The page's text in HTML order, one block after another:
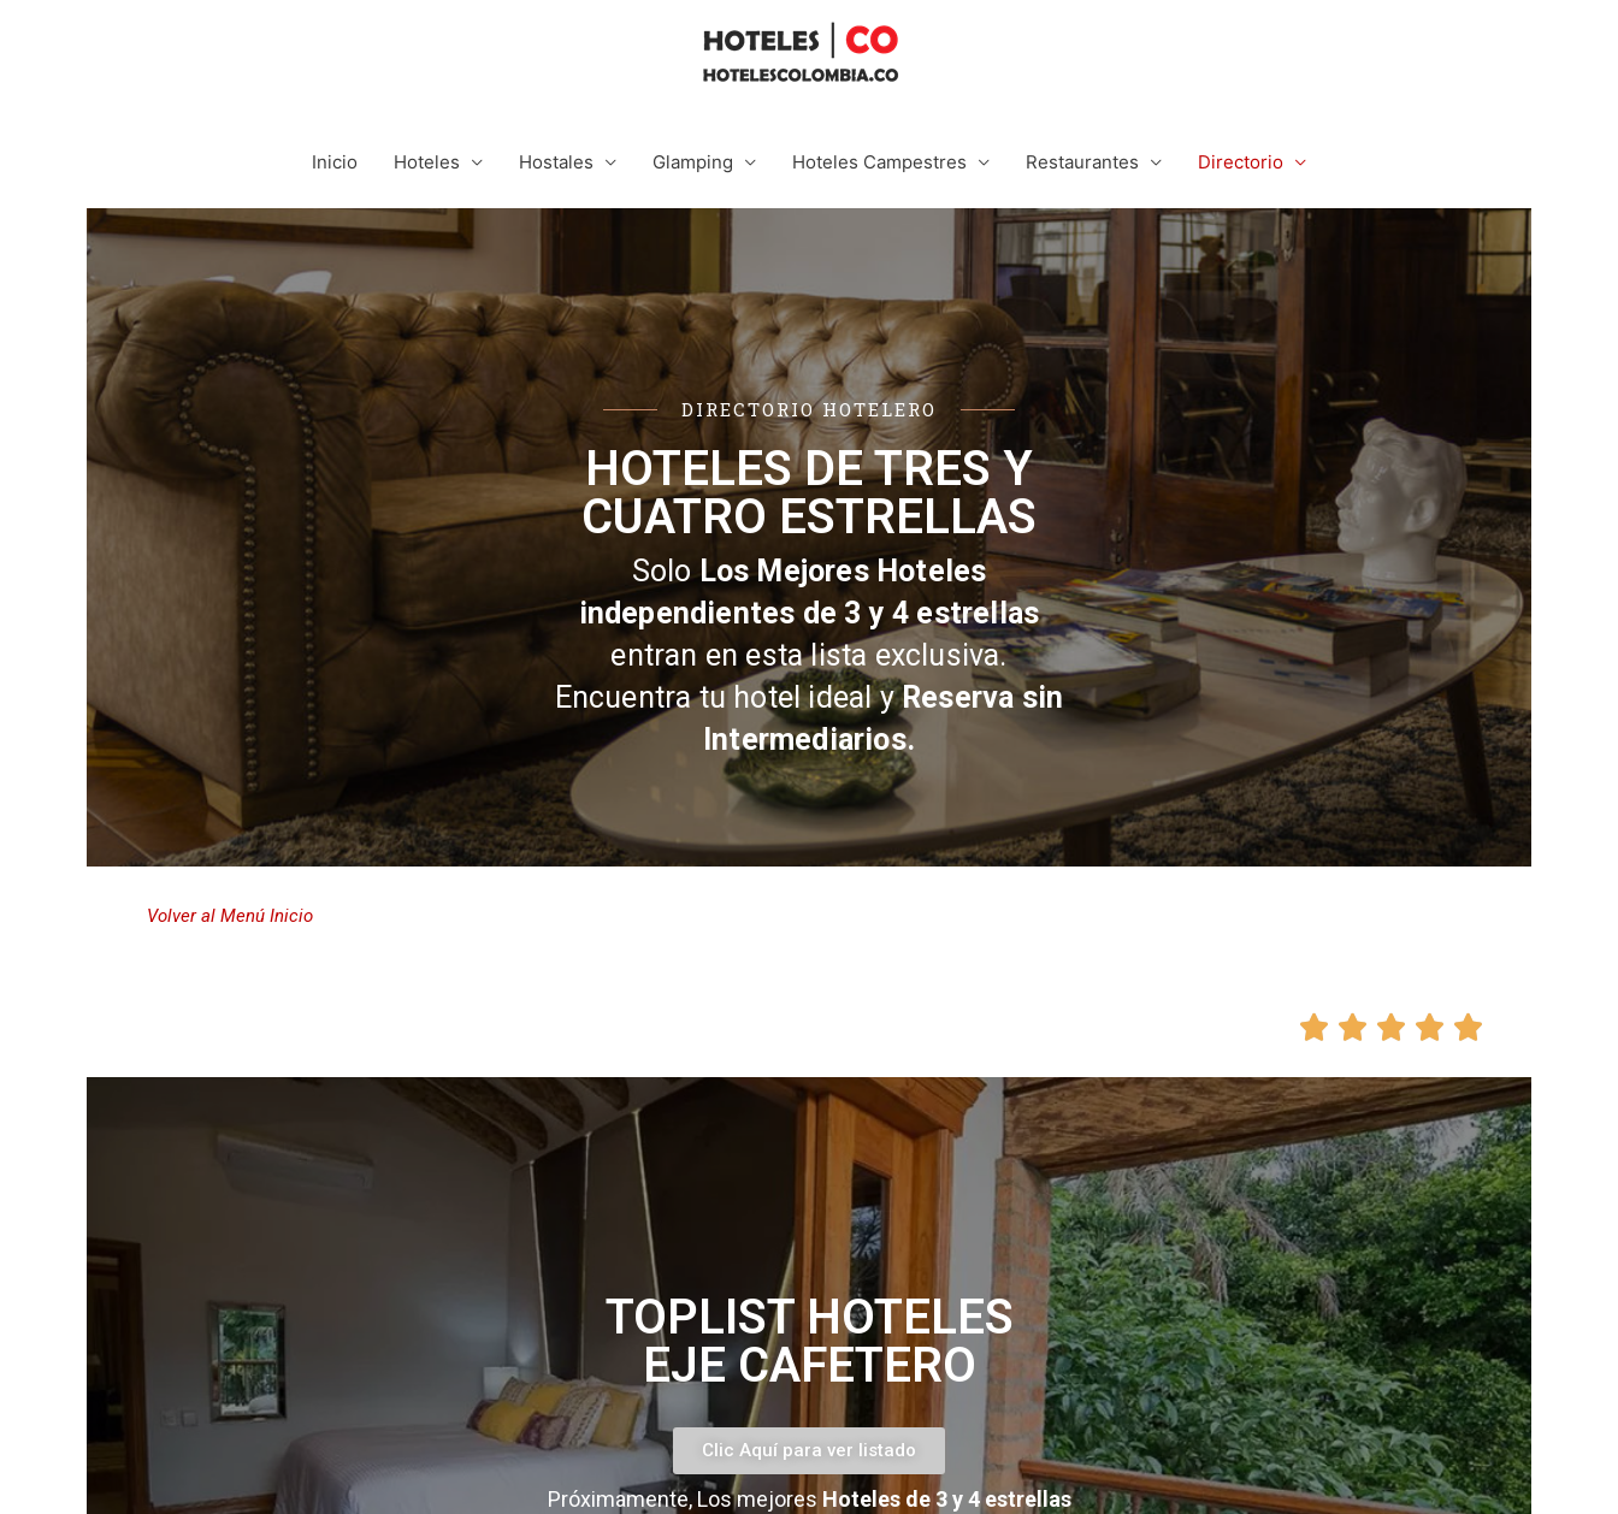
Inicio Hoteles Hostales Glamping Hoteles Campestres Restaurantes Directorio
DIRECTORIO HOTELERO
HOTELES DE TRES Y
CUATRO ESTRELLAS
SoloLos Mejores Hoteles
independientes de 3 y 4 estrellas
entran en esta lista exclusiva.
Encuentra tu hotel ideal yReserva sin
Intermediarios.
Volver al Menú Inicio
    
TOPLIST HOTELES
EJE CAFETERO
Clic Aquí para ver listado
Próximamente, Los mejores Hoteles de 3 y 4 estrellas